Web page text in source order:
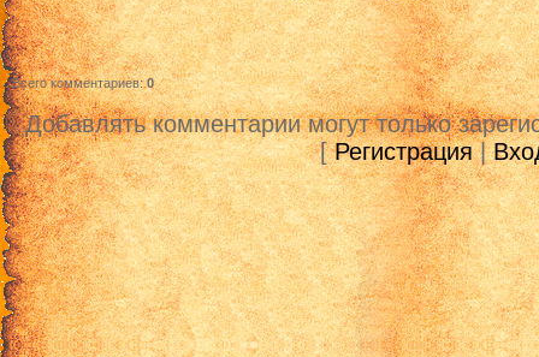
Всего комментариев:0
Добавлять комментарии могут только
[Регистрация|